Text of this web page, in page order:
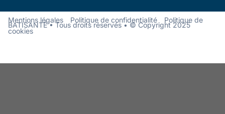
BATISANTÉ • Tous droits réservés • © Copyright 2025
Mentions légales Politique de confidentialité
Politique de
cookies